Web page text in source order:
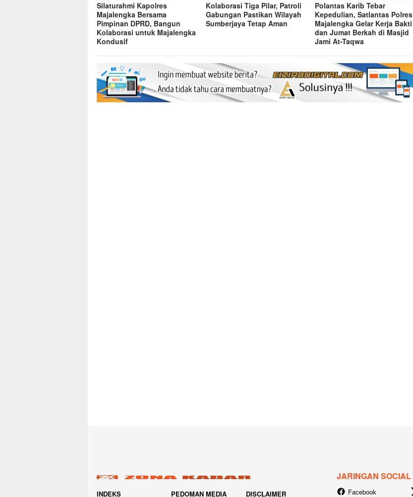
Silaturahmi Kapolres
Majalengka Bersama
Pimpinan DPRD, Bangun
Kolaborasi untuk Majalengka
Kondusif
Kolaborasi Tiga Pilar, Patroli
Gabungan Pastikan Wilayah
Sumberjaya Tetap Aman
Polantas Karib Tebar
Kepedulian, Satlantas Polres
Majalengka Gelar Kerja Bakti
dan Jumat Berkah di Masjid
Jami At-Taqwa
INDEKS PEDOMAN MEDIA DISCLAIMER
JARINGAN SOCIAL
Facebook